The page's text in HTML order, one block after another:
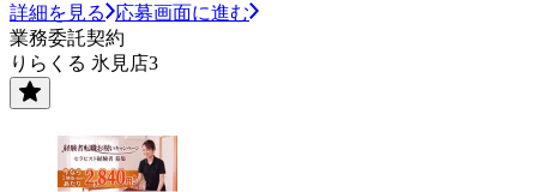
詳細を見る
応募画面に進む
業務委託契約
りらくる 氷見店3